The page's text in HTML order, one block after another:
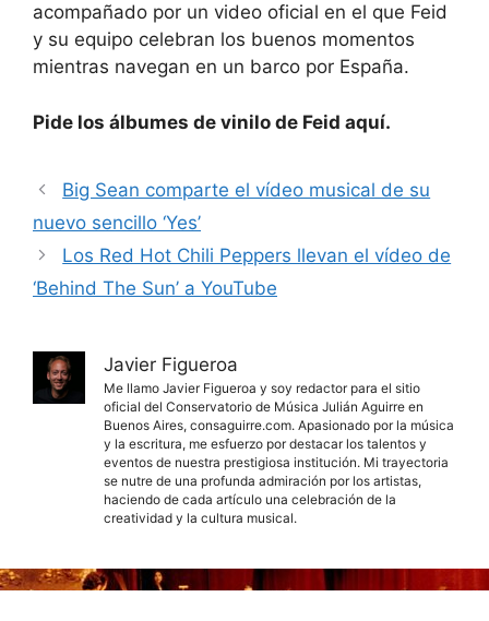
acompañado por un video oficial en el que Feid
y su equipo celebran los buenos momentos
mientras navegan en un barco por España.
Pide los álbumes de vinilo de Feid aquí.
Big Sean comparte el vídeo musical de su
nuevo sencillo ‘Yes’
Los Red Hot Chili Peppers llevan el vídeo de
‘Behind The Sun’ a YouTube
Javier Figueroa
Me llamo Javier Figueroa y soy redactor para el sitio
oficial del Conservatorio de Música Julián Aguirre en
Buenos Aires, consaguirre.com. Apasionado por la música
y la escritura, me esfuerzo por destacar los talentos y
eventos de nuestra prestigiosa institución. Mi trayectoria
se nutre de una profunda admiración por los artistas,
haciendo de cada artículo una celebración de la
creatividad y la cultura musical.